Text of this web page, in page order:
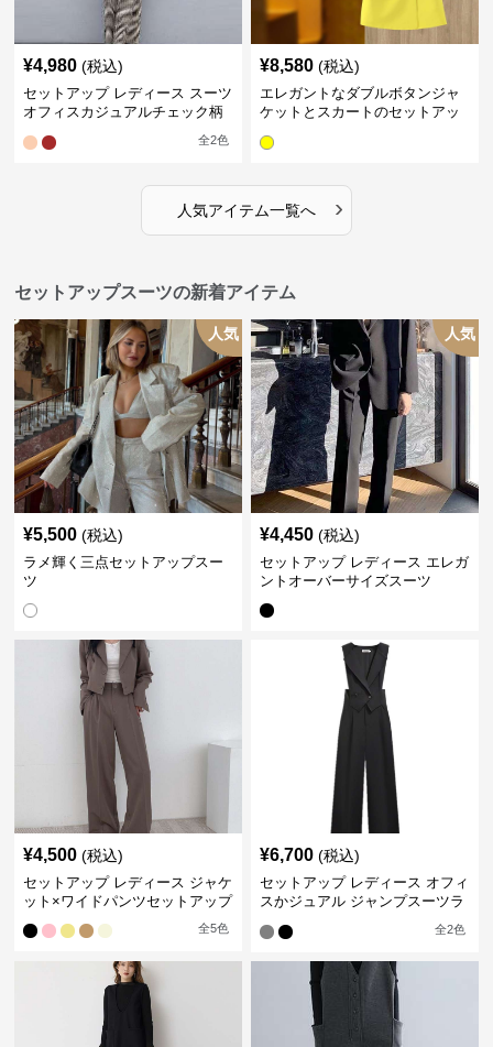
¥4,980 (税込)
セットアップ レディース スーツ
オフィスカジュアルチェック柄
全2色
¥8,580 (税込)
エレガントなダブルボタンジャ
ケットとスカートのセットアッ
人気アイテム一覧へ ›
セットアップスーツの新着アイテム
人気
¥5,500 (税込)
ラメ輝く三点セットアップスー
ツ
人気
¥4,450 (税込)
セットアップ レディース エレガ
ントオーバーサイズスーツ
¥4,500 (税込)
セットアップ レディース ジャケ
ット×ワイドパンツセットアップ
全5色
¥6,700 (税込)
セットアップ レディース オフィ
スかジュアル ジャンプスーツラ
全2色